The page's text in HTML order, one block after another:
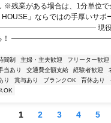
※残業がある場合は、1分単位で
」ならではの手厚いサポ
現役さん
きる！
間制 主婦・主夫歓迎 フリーター歓迎
当あり 交通費全額支給 経験者歓迎
り 賞与あり ブランクOK 育休あり
OK
1 2 3 4 5